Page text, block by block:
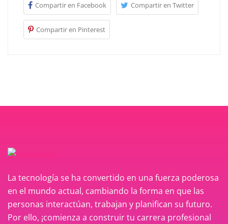
Compartir en Facebook Compartir en Twitter
Compartir en Pinterest
La tecnología se ha convertido en una fuerza poderosa
en el mundo actual, cambiando la forma en que las
personas interactúan, trabajan y planifican su futuro.
Por ello, ¡comienza a construir tu carrera profesional